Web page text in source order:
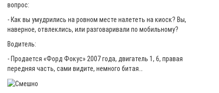
вопрос:
- Как вы умудрились на ровном месте налететь на киоск? Вы,
наверное, отвлеклись, или разговаривали по мобильному?
Водитель:
- Продается «Форд Фокус» 2007 года, двигатель 1, 6, правая
передняя часть, сами видите, немного битая…